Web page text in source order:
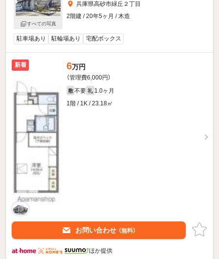
すべての写真
兵庫県高砂市緑丘２丁目
2階建 / 20年5ヶ月 / 木造
駐車場あり 駐輪場あり 宅配ボックス
新着 6万円
（管理費6,000円）
敷 不要 礼 1.0ヶ月
1階 / 1K / 23.18㎡
お問い合わせ （無料）
ほか提供